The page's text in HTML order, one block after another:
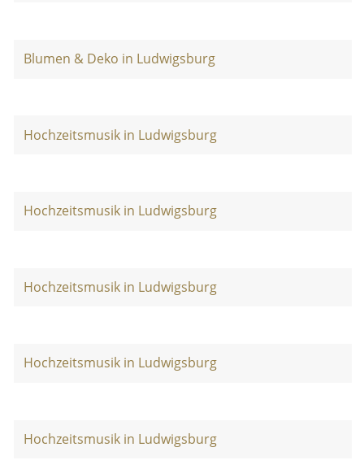
Blumen & Deko in Ludwigsburg
Hochzeitsmusik in Ludwigsburg
Hochzeitsmusik in Ludwigsburg
Hochzeitsmusik in Ludwigsburg
Hochzeitsmusik in Ludwigsburg
Hochzeitsmusik in Ludwigsburg